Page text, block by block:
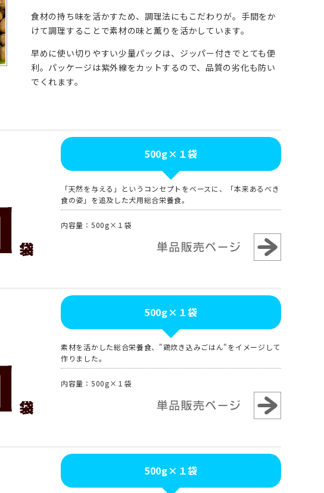
食材の持ち味を活かすため、調理法にもこだわりが。手間をか
けて調理することで素材の味と薫りを活かしています。
早めに使い切りやすい少量パックは、ジッパー付きでとても便
利。パッケージは紫外線をカットするので、品質の劣化も防い
でくれます。
500g×１袋
「天然を与える」というコンセプトをベースに、「本来あるべき
食の姿」を追及した犬用総合栄養食。
内容量：500g×１袋
500g×１袋
素材を活かした総合栄養食、"鶏炊き込みごはん"をイメージして
作りました。
内容量：500g×１袋
500g×１袋